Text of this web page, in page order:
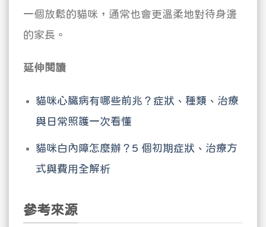
一個放鬆的貓咪，通常也會更溫柔地對待身邊
的家長。
延伸閱讀
貓咪心臟病有哪些前兆？症狀、種類、治療
與日常照護一次看懂
貓咪白內障怎麼辦？5 個初期症狀、治療方
式與費用全解析
參考來源